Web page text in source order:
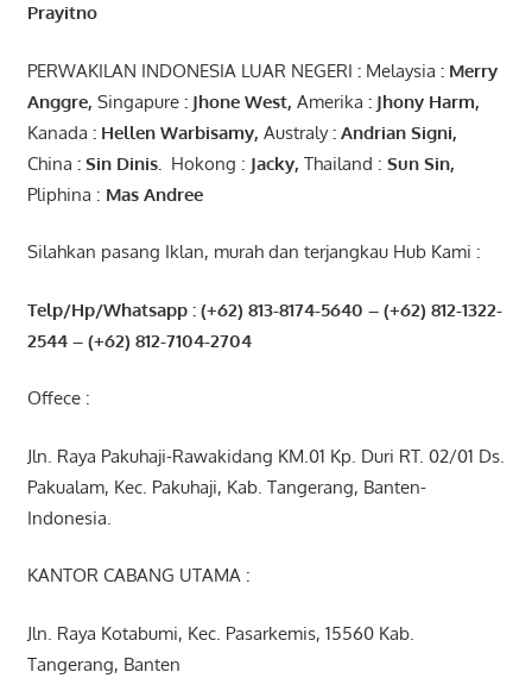
Prayitno
PERWAKILAN INDONESIA LUAR NEGERI : Melaysia : Merry
Anggre, Singapure: JhoneWest, Amerika : JhonyHarm,
Kanada : Hellen Warbisamy, Australy: Andrian Signi,
China : Sin Dinis. Hokong : Jacky, Thailand : Sun Sin,
Pliphina : Mas Andree
Silahkan pasang Iklan, murah dan terjangkau Hub Kami :
Telp/Hp/Whatsapp : (+62) 813-8174-5640 – (+62) 812-1322-
2544– (+62) 812-7104-2704
Offece :
Jln. Raya Pakuhaji-Rawakidang KM.01 Kp. Duri RT. 02/01 Ds.
Pakualam, Kec. Pakuhaji, Kab. Tangerang, Banten-
Indonesia.
KANTOR CABANG UTAMA :
Jln. Raya Kotabumi, Kec. Pasarkemis, 15560 Kab.
Tangerang, Banten